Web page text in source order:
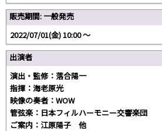
販売期間: 一般発売
2022/07/01(金) 10:00 〜
出演者
演出・監修：落合陽一
指揮：海老原光
映像の奏者：WOW
管弦楽：日本フィルハーモニー交響楽団
ご案内：江原陽子 他